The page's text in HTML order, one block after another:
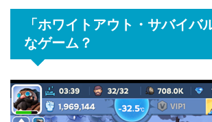
「ホワイトアウト・サバイバ
なゲーム？